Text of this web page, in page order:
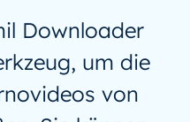
Downloader
um die
von